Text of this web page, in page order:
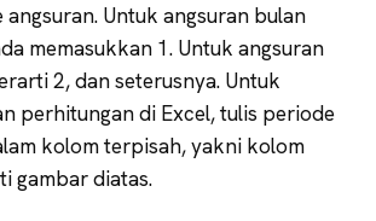
angsuran. Untuk angsuran bulan
memasukkan 1. Untuk angsuran
2, dan seterusnya. Untuk
perhitungan di Excel, tulis periode
kolom terpisah, yakni kolom
gambar diatas.